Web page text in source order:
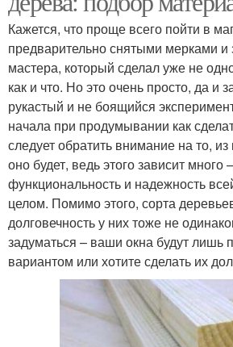
Кажется, что проще всего пойти в
предварительно снятыми мерками и
мастера, который сделал уже не
как и что. Но это очень просто, да и
рукастый и не боящийся
начала при продумывании как
следует обратить внимание на то, из
оно будет, ведь этого зависит много
функциональность и надежность
целом. Помимо этого, сорта
долговечность у них тоже не
задуматься – ваши окна будут лишь
вариантом или хотите сделать их